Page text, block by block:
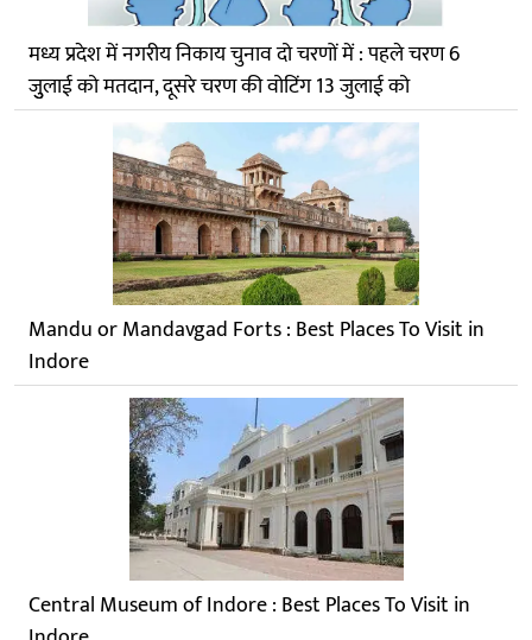
मध्य प्रदेश में नगरीय निकाय चुनाव दो चरणों में : पहले चरण 6
जुुलाई को मतदान, दूसरे चरण की वोटिंग 13 जुलाई को
Mandu or Mandavgad Forts : Best Places To Visit in
Indore
Central Museum of Indore : Best Places To Visit in